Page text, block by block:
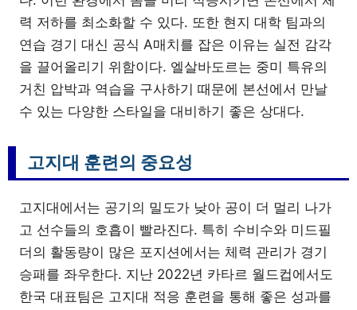
력 저하를 최소화할 수 있다. 또한 현지 대학 팀과의
연습 경기 대신 공식 A매치를 잡은 이유는 실전 감각
을 끌어올리기 위함이다. 엘살바도르는 중미 특유의
거친 압박과 역습을 구사하기 때문에 본선에서 만날
수 있는 다양한 스타일을 대비하기 좋은 상대다.
고지대 훈련의 중요성
고지대에서는 공기의 밀도가 낮아 공이 더 멀리 나가
고 선수들의 호흡이 빨라진다. 특히 수비수와 미드필
더의 활동량이 많은 포지션에서는 체력 관리가 경기
승패를 좌우한다. 지난 2022년 카타르 월드컵에서도
한국 대표팀은 고지대 적응 훈련을 통해 좋은 성과를